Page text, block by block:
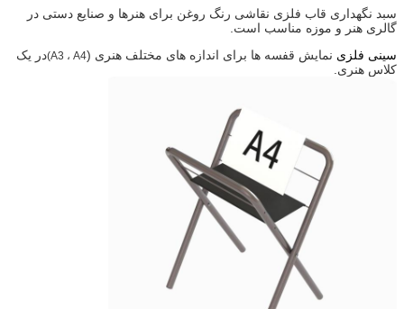
سبد نگهداری قاب فلزی نقاشی رنگ روغن برای هنرها و صنایع دستی در
گالری هنر و موزه مناسب است.
سینی فلزی نمایش قفسه ها برای اندازه های مختلف هنری (A3 ، A4) در یک
کلاس هنری